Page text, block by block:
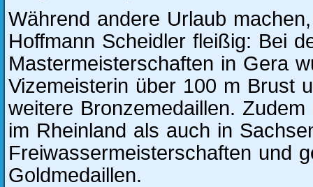
Während andere Urlaub
Hoffmann Scheidler fleißig: Bei
Mastermeisterschaften in Gera
Vizemeisterin über 100 m Brust
weitere Bronzemedaillen.
im Rheinland als auch in
Freiwassermeisterschaften und
Goldmedaillen.